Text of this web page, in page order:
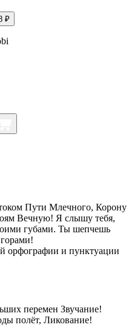
₽
Пути Млечного, Корону
Вечную! Я слышу тебя,
губами. Ты шепчешь
орфографии и пунктуации
перемен Звучание!
полёт, Ликование!